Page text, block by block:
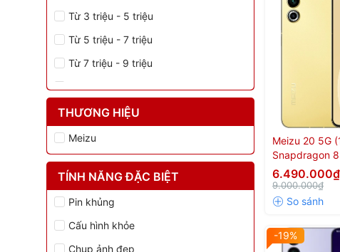
Từ 3 triệu - 5 triệu
Từ 5 triệu - 7 triệu
Từ 7 triệu - 9 triệu
Trên 9 triệu
THƯƠNG HIỆU
Meizu
TÍNH NĂNG ĐẶC BIỆT
Pin khủng
Cấu hình khỏe
Chụp ảnh đẹp
Meizu 20 5G
Snapdragon
6.490.000₫
9.000.000₫
-19%